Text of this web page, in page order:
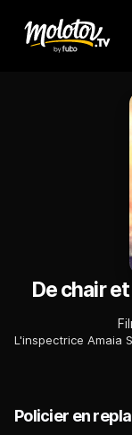
De chair
Policier en